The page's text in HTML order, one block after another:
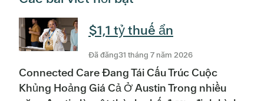
$1,1 tỷ thuế ẩn
Đã đăng31 tháng 7 năm 2026
Connected Care Đang Tái Cấu Trúc Cuộc
Khủng Hoảng Giá Cả Ở Austin Trong nhiều